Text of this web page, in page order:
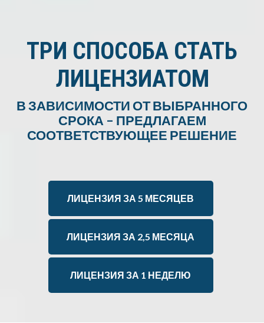
ТРИ СПОСОБА СТАТЬ
ЛИЦЕНЗИАТОМ
В ЗАВИСИМОСТИ ОТ ВЫБРАННОГО
СРОКА – ПРЕДЛАГАЕМ
СООТВЕТСТВУЮЩЕЕ РЕШЕНИЕ
ЛИЦЕНЗИЯ ЗА 5 МЕСЯЦЕВ
ЛИЦЕНЗИЯ ЗА 2,5 МЕСЯЦА
ЛИЦЕНЗИЯ ЗА 1 НЕДЕЛЮ